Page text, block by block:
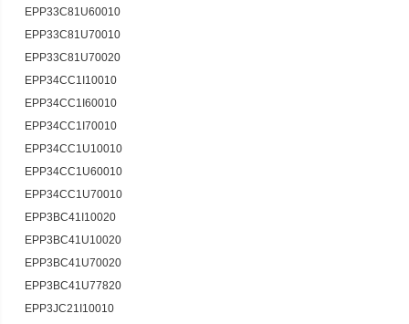
EPP33C81U60010
EPP33C81U70010
EPP33C81U70020
EPP34CC1I10010
EPP34CC1I60010
EPP34CC1I70010
EPP34CC1U10010
EPP34CC1U60010
EPP34CC1U70010
EPP3BC41I10020
EPP3BC41U10020
EPP3BC41U70020
EPP3BC41U77820
EPP3JC21I10010